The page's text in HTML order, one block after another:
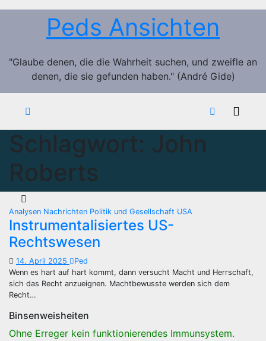
Zum
Peds Ansichten
"Glaube denen, die die Wahrheit suchen, und zweifle an
denen, die sie gefunden haben." (André Gide)
Schlagwort: John
Roberts
Analysen Nachrichten Politik und Gesellschaft USA
Instrumentalisiertes US-
Rechtswesen
14. April 2025
Ped
Wenn es hart auf hart kommt, dann versucht Macht und Herrschaft,
sich das Recht anzueignen. Machtbewusste werden sich dem
Recht…
Binsenweisheiten
Ohne Erreger kein funktionierendes Immunsystem.